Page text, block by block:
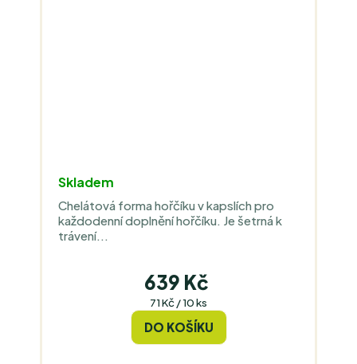
Skladem
Chelátová forma hořčíku v kapslích pro
každodenní doplnění hořčíku. Je šetrná k
trávení...
639 Kč
Měrná
71 Kč / 10 ks
DO KOŠÍKU